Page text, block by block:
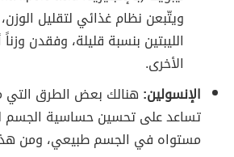
ويتّبعن نظام غذائي لتقليل
الليبتين بنسبة قليلة، وفقدن
الأخرى.
الإنسولين: هنالك بعض الطرق التي
تساعد على تحسين حساسية الجسم
مستواه في الجسم طبيعي، ومن